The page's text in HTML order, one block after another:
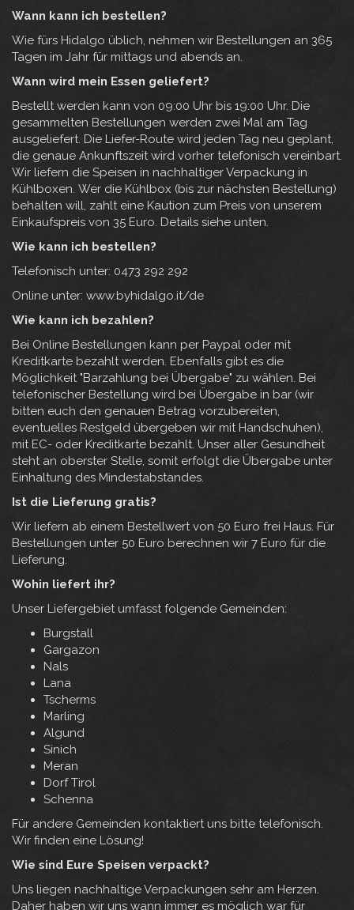
Wann kann ich bestellen?
Wie fürs Hidalgo üblich, nehmen wir Bestellungen an 365
Tagen im Jahr für mittags und abends an.
Wann wird mein Essen geliefert?
Bestellt werden kann von 09:00 Uhr bis 19:00 Uhr. Die
gesammelten Bestellungen werden zwei Mal am Tag
ausgeliefert. Die Liefer-Route wird jeden Tag neu geplant,
die genaue Ankunftszeit wird vorher telefonisch vereinbart.
Wir liefern die Speisen in nachhaltiger Verpackung in
Kühlboxen. Wer die Kühlbox (bis zur nächsten Bestellung)
behalten will, zahlt eine Kaution zum Preis von unserem
Einkaufspreis von 35 Euro. Details siehe unten.
Wie kann ich bestellen?
Telefonisch unter: 0473 292 292
Online unter: www.byhidalgo.it/de
Wie kann ich bezahlen?
Bei Online Bestellungen kann per Paypal oder mit
Kreditkarte bezahlt werden. Ebenfalls gibt es die
Möglichkeit "Barzahlung bei Übergabe" zu wählen. Bei
telefonischer Bestellung wird bei Übergabe in bar (wir
bitten euch den genauen Betrag vorzubereiten,
eventuelles Restgeld übergeben wir mit Handschuhen),
mit EC- oder Kreditkarte bezahlt. Unser aller Gesundheit
steht an oberster Stelle, somit erfolgt die Übergabe unter
Einhaltung des Mindestabstandes.
Ist die Lieferung gratis?
Wir liefern ab einem Bestellwert von 50 Euro frei Haus. Für
Bestellungen unter 50 Euro berechnen wir 7 Euro für die
Lieferung.
Wohin liefert ihr?
Unser Liefergebiet umfasst folgende Gemeinden:
Burgstall
Gargazon
Nals
Lana
Tscherms
Marling
Algund
Sinich
Meran
Dorf Tirol
Schenna
Für andere Gemeinden kontaktiert uns bitte telefonisch.
Wir finden eine Lösung!
Wie sind Eure Speisen verpackt?
Uns liegen nachhaltige Verpackungen sehr am Herzen.
Daher haben wir uns wann immer es möglich war für